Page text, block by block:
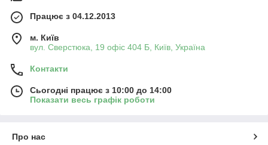
Працює з 04.12.2013
м. Київ
вул. Сверстюка, 19 офіс 404 Б, Київ, Україна
Контакти
Сьогодні працює з 10:00 до 14:00
Показати весь графік роботи
Про нас